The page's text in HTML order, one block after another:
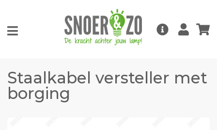
Staalkabel versteller met
borging